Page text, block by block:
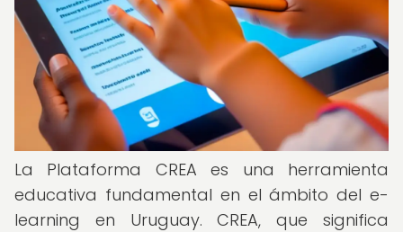
La Plataforma CREA es una herramienta
educativa fundamental en el ámbito del e-
learning en Uruguay. CREA, que significa